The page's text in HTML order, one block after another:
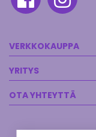
VERKKOKAUPPA
YRITYS
OTA YHTEYTTÄ